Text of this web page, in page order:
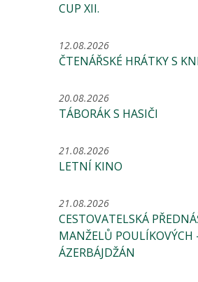
CUP XII.
12.08.2026
ČTENÁŘSKÉ HRÁTKY S
20.08.2026
TÁBORÁK S HASIČI
21.08.2026
LETNÍ KINO
21.08.2026
CESTOVATELSKÁ
MANŽELŮ POULÍKOVÝCH
ÁZERBÁJDŽÁN